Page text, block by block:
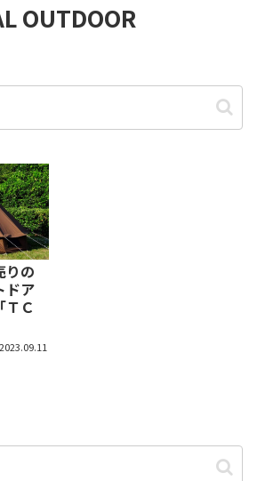
OUTDOOR
りの
ドア
ＴＣ